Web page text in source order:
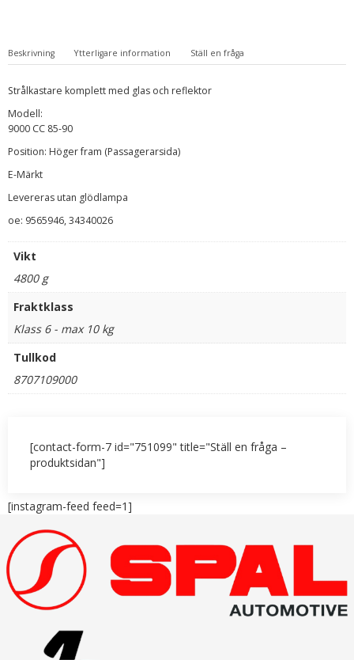
Beskrivning Ytterligare information Ställ en fråga
Strålkastare komplett med glas och reflektor
Modell:
9000 CC 85-90
Position: Höger fram (Passagerarsida)
E-Märkt
Levereras utan glödlampa
oe: 9565946, 34340026
Vikt
4800 g
Fraktklass
Klass 6 - max 10 kg
Tullkod
8707109000
[contact-form-7 id="751099" title="Ställ en fråga –
produktsidan"]
[instagram-feed feed=1]